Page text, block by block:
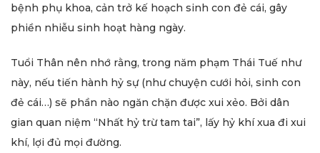
bệnh phụ khoa, cản trở kế hoạch sinh con đẻ cái, gây
phiền nhiễu sinh hoạt hàng ngày.
Tuổi Thân nên nhớ rằng, trong năm phạm Thái Tuế như
này, nếu tiến hành hỷ sự (như chuyện cưới hỏi, sinh con
đẻ cái…) sẽ phần nào ngăn chặn được xui xẻo. Bởi dân
gian quan niệm “Nhất hỷ trừ tam tai”, lấy hỷ khí xua đi xui
khí, lợi đủ mọi đường.